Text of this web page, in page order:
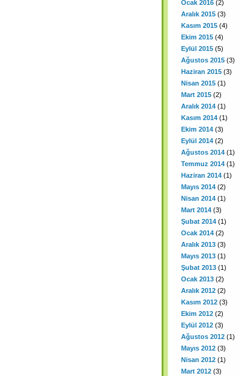
Ocak 2016 (2)
Aralık 2015 (3)
Kasım 2015 (4)
Ekim 2015 (4)
Eylül 2015 (5)
Ağustos 2015 (3)
Haziran 2015 (3)
Nisan 2015 (1)
Mart 2015 (2)
Aralık 2014 (1)
Kasım 2014 (1)
Ekim 2014 (3)
Eylül 2014 (2)
Ağustos 2014 (1)
Temmuz 2014 (1)
Haziran 2014 (1)
Mayıs 2014 (2)
Nisan 2014 (1)
Mart 2014 (3)
Şubat 2014 (1)
Ocak 2014 (2)
Aralık 2013 (3)
Mayıs 2013 (1)
Şubat 2013 (1)
Ocak 2013 (2)
Aralık 2012 (2)
Kasım 2012 (3)
Ekim 2012 (2)
Eylül 2012 (3)
Ağustos 2012 (1)
Mayıs 2012 (3)
Nisan 2012 (1)
Mart 2012 (3)